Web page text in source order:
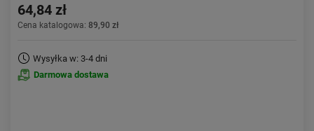
64,84 zł
Cena katalogowa: 89,90 zł
Wysyłka w: 3-4 dni
Darmowa dostawa